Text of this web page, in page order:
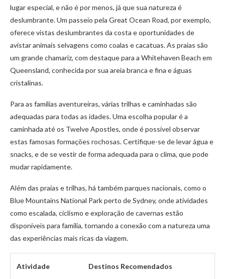
lugar especial, e não é por menos, já que sua natureza é
deslumbrante. Um passeio pela Great Ocean Road, por exemplo,
oferece vistas deslumbrantes da costa e oportunidades de
avistar animais selvagens como coalas e cacatuas. As praias são
um grande chamariz, com destaque para a Whitehaven Beach em
Queensland, conhecida por sua areia branca e fina e águas
cristalinas.
Para as famílias aventureiras, várias trilhas e caminhadas são
adequadas para todas as idades. Uma escolha popular é a
caminhada até os Twelve Apostles, onde é possível observar
estas famosas formações rochosas. Certifique-se de levar água e
snacks, e de se vestir de forma adequada para o clima, que pode
mudar rapidamente.
Além das praias e trilhas, há também parques nacionais, como o
Blue Mountains National Park perto de Sydney, onde atividades
como escalada, ciclismo e exploração de cavernas estão
disponíveis para família, tornando a conexão com a natureza uma
das experiências mais ricas da viagem.
Atividade Destinos Recomendados